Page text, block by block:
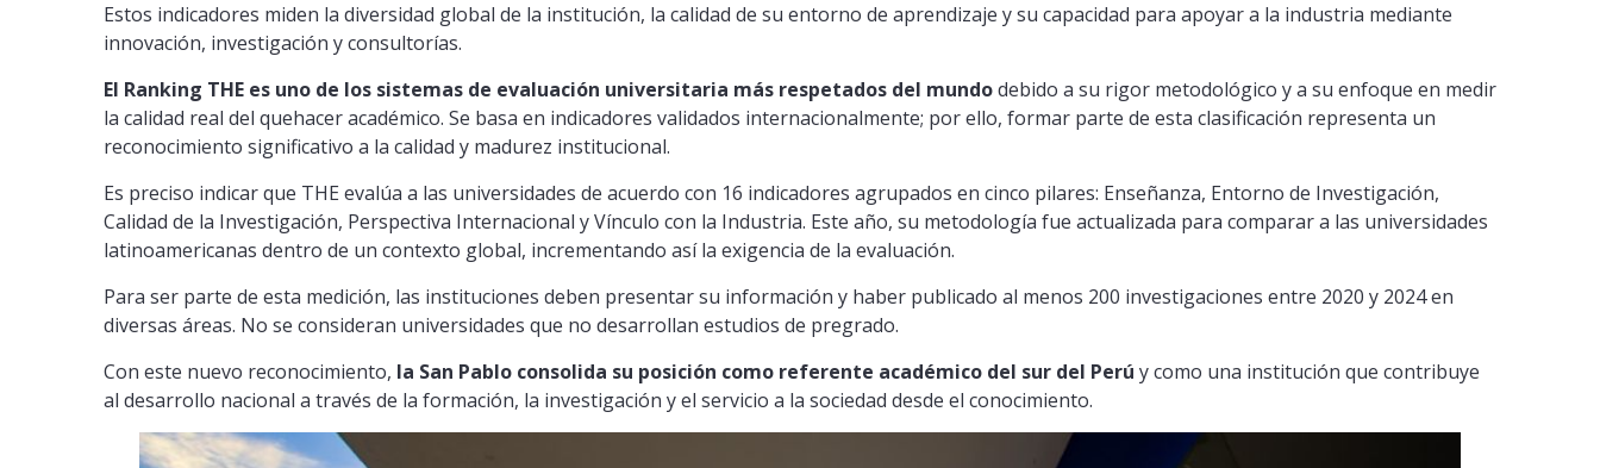
Estos indicadores miden la diversidad global de la institución, la calidad de su entorno de aprendizaje y su capacidad para apoyar a la industria mediante
innovación, investigación y consultorías.
El Ranking THE es uno de los sistemas de evaluación universitaria más respetados del mundodebido a su rigor metodológico y a su enfoque en medir
la calidad real del quehacer académico. Se basa en indicadores validados internacionalmente; por ello, formar parte de esta clasificación representa un
reconocimiento significativo a la calidad y madurez institucional.
Es preciso indicar que THE evalúa a las universidades de acuerdo con 16 indicadores agrupados en cinco pilares: Enseñanza, Entorno de Investigación,
Calidad de la Investigación, Perspectiva Internacional y Vínculo con la Industria. Este año, su metodología fue actualizada para comparar a las universidades
latinoamericanas dentro de un contexto global, incrementando así la exigencia de la evaluación.
Para ser parte de esta medición, las instituciones deben presentar su información y haber publicado al menos 200 investigaciones entre 2020 y 2024 en
diversas áreas. No se consideran universidades que no desarrollan estudios de pregrado.
Con este nuevo reconocimiento, la San Pablo consolida su posición como referente académico del sur del Perú y como una institución que contribuye
al desarrollo nacional a través de la formación, la investigación y el servicio a la sociedad desde el conocimiento.